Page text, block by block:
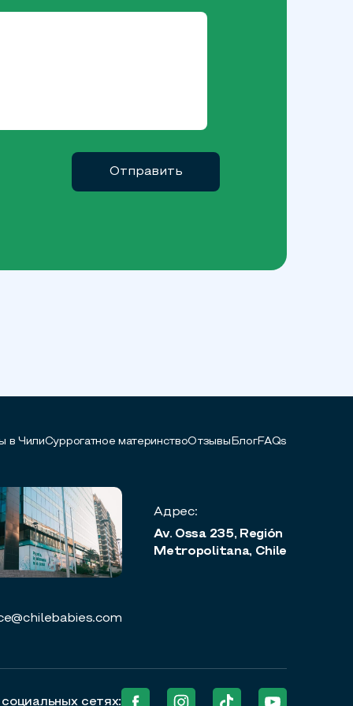
Отправить
в ЧилиСуррогатное материнствоОтзывы БлогFAQs
Адрес:
Av. Ossa 235, Región
Metropolitana, Chile
сетях: